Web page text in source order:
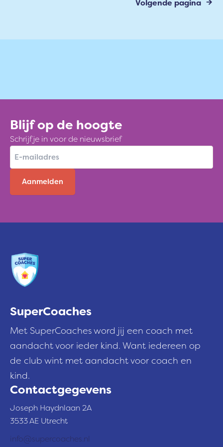
Volgende pagina
Blijf op de hoogte
Schrijf je in voor de nieuwsbrief
E
m
SuperCoaches
Met SuperCoaches word jij een coach met
aandacht voor ieder kind. Want iedereen op
de club wint met aandacht voor coach en
kind.
Contactgegevens
Joseph Haydnlaan 2A
3533 AE Utrecht
info@supercoaches.nl